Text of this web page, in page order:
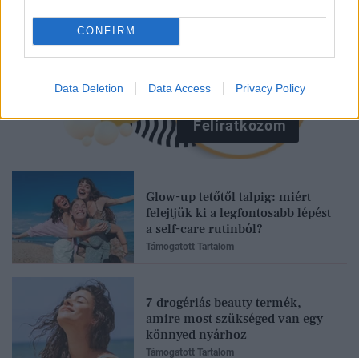
CONFIRM
Data Deletion Data Access Privacy Policy
Feliratkozom
Glow-up tetőtől talpig: miért
felejtjük ki a legfontosabb lépést
a self-care rutinból?
Támogatott Tartalom
7 drogériás beauty termék,
amire most szükséged van egy
könnyed nyárhoz
Támogatott Tartalom